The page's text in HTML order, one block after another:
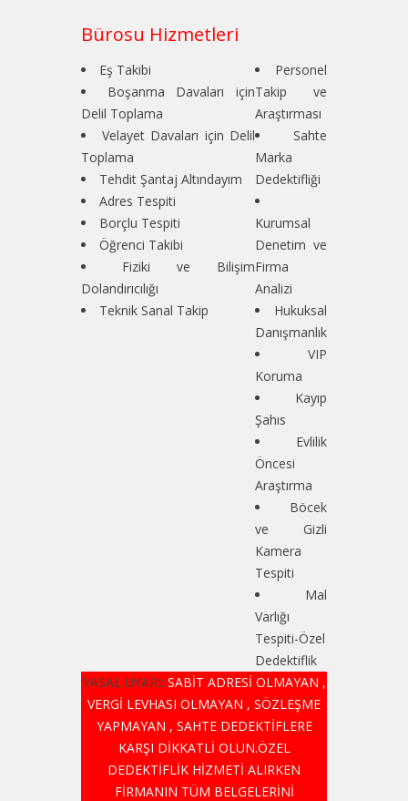
Bürosu Hizmetleri
Eş Takibi
Boşanma Davaları için
Delil Toplama
Velayet Davaları için Delil
Toplama
Tehdit Şantaj Altındayım
Adres Tespiti
Borçlu Tespiti
Öğrenci Takibi
Fiziki ve Bilişim
Dolandırıcılığı
Teknik Sanal Takip
Personel
Takip ve
Araştırması
Sahte
Marka
Dedektifliği
Kurumsal
Denetim ve
Firma
Analizi
Hukuksal
Danışmanlık
VIP
Koruma
Kayıp
Şahıs
Evlilik
Öncesi
Araştırma
Böcek
ve Gizli
Kamera
Tespiti
Mal
Varlığı
Tespiti-Özel
Dedektiflik
YASAL UYARI: SABİT ADRESİ OLMAYAN ,
VERGİ LEVHASI OLMAYAN , SÖZLEŞME
YAPMAYAN , SAHTE DEDEKTİFLERE
KARŞI DİKKATLİ OLUN.ÖZEL
DEDEKTİFLİK HİZMETİ ALIRKEN
FİRMANIN TÜM BELGELERİNİ